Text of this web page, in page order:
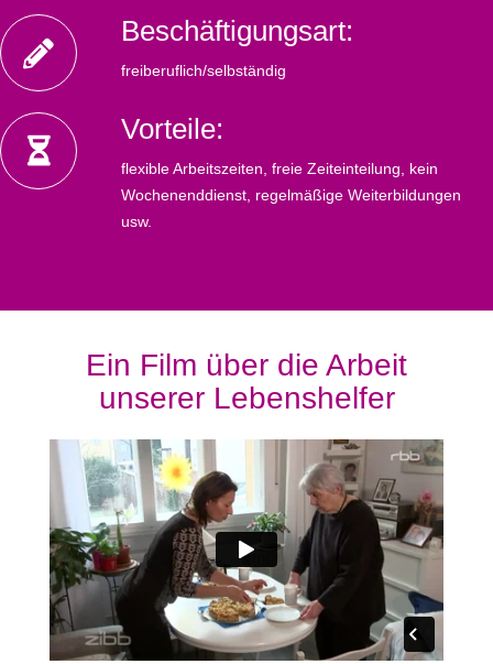
Beschäftigungsart:
freiberuflich/selbständig
Vorteile:
flexible Arbeitszeiten, freie Zeiteinteilung, kein
Wochenenddienst, regelmäßige Weiterbildungen
usw.
Ein Film über die Arbeit
unserer Lebenshelfer